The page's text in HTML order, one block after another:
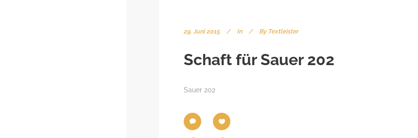
29. Juni 2015 In By Textleister
Schaft für Sauer 202
Sauer 202